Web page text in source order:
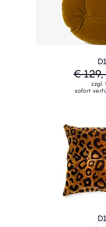
€
zzgl.
sofort